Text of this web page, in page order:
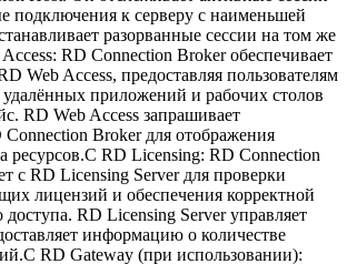
подключения к серверу с наименьшей
разорванные сессии на том же
RD Connection Broker обеспечивает
Web Access, предоставляя пользователям
приложений и рабочих столов
RD Web Access запрашивает
Broker для отображения
ресурсов.С RD Licensing: RD Connection
с RD Licensing Server для проверки
лицензий и обеспечения корректной
доступа. RD Licensing Server управляет
информацию о количестве
RD Gateway (при использовании):